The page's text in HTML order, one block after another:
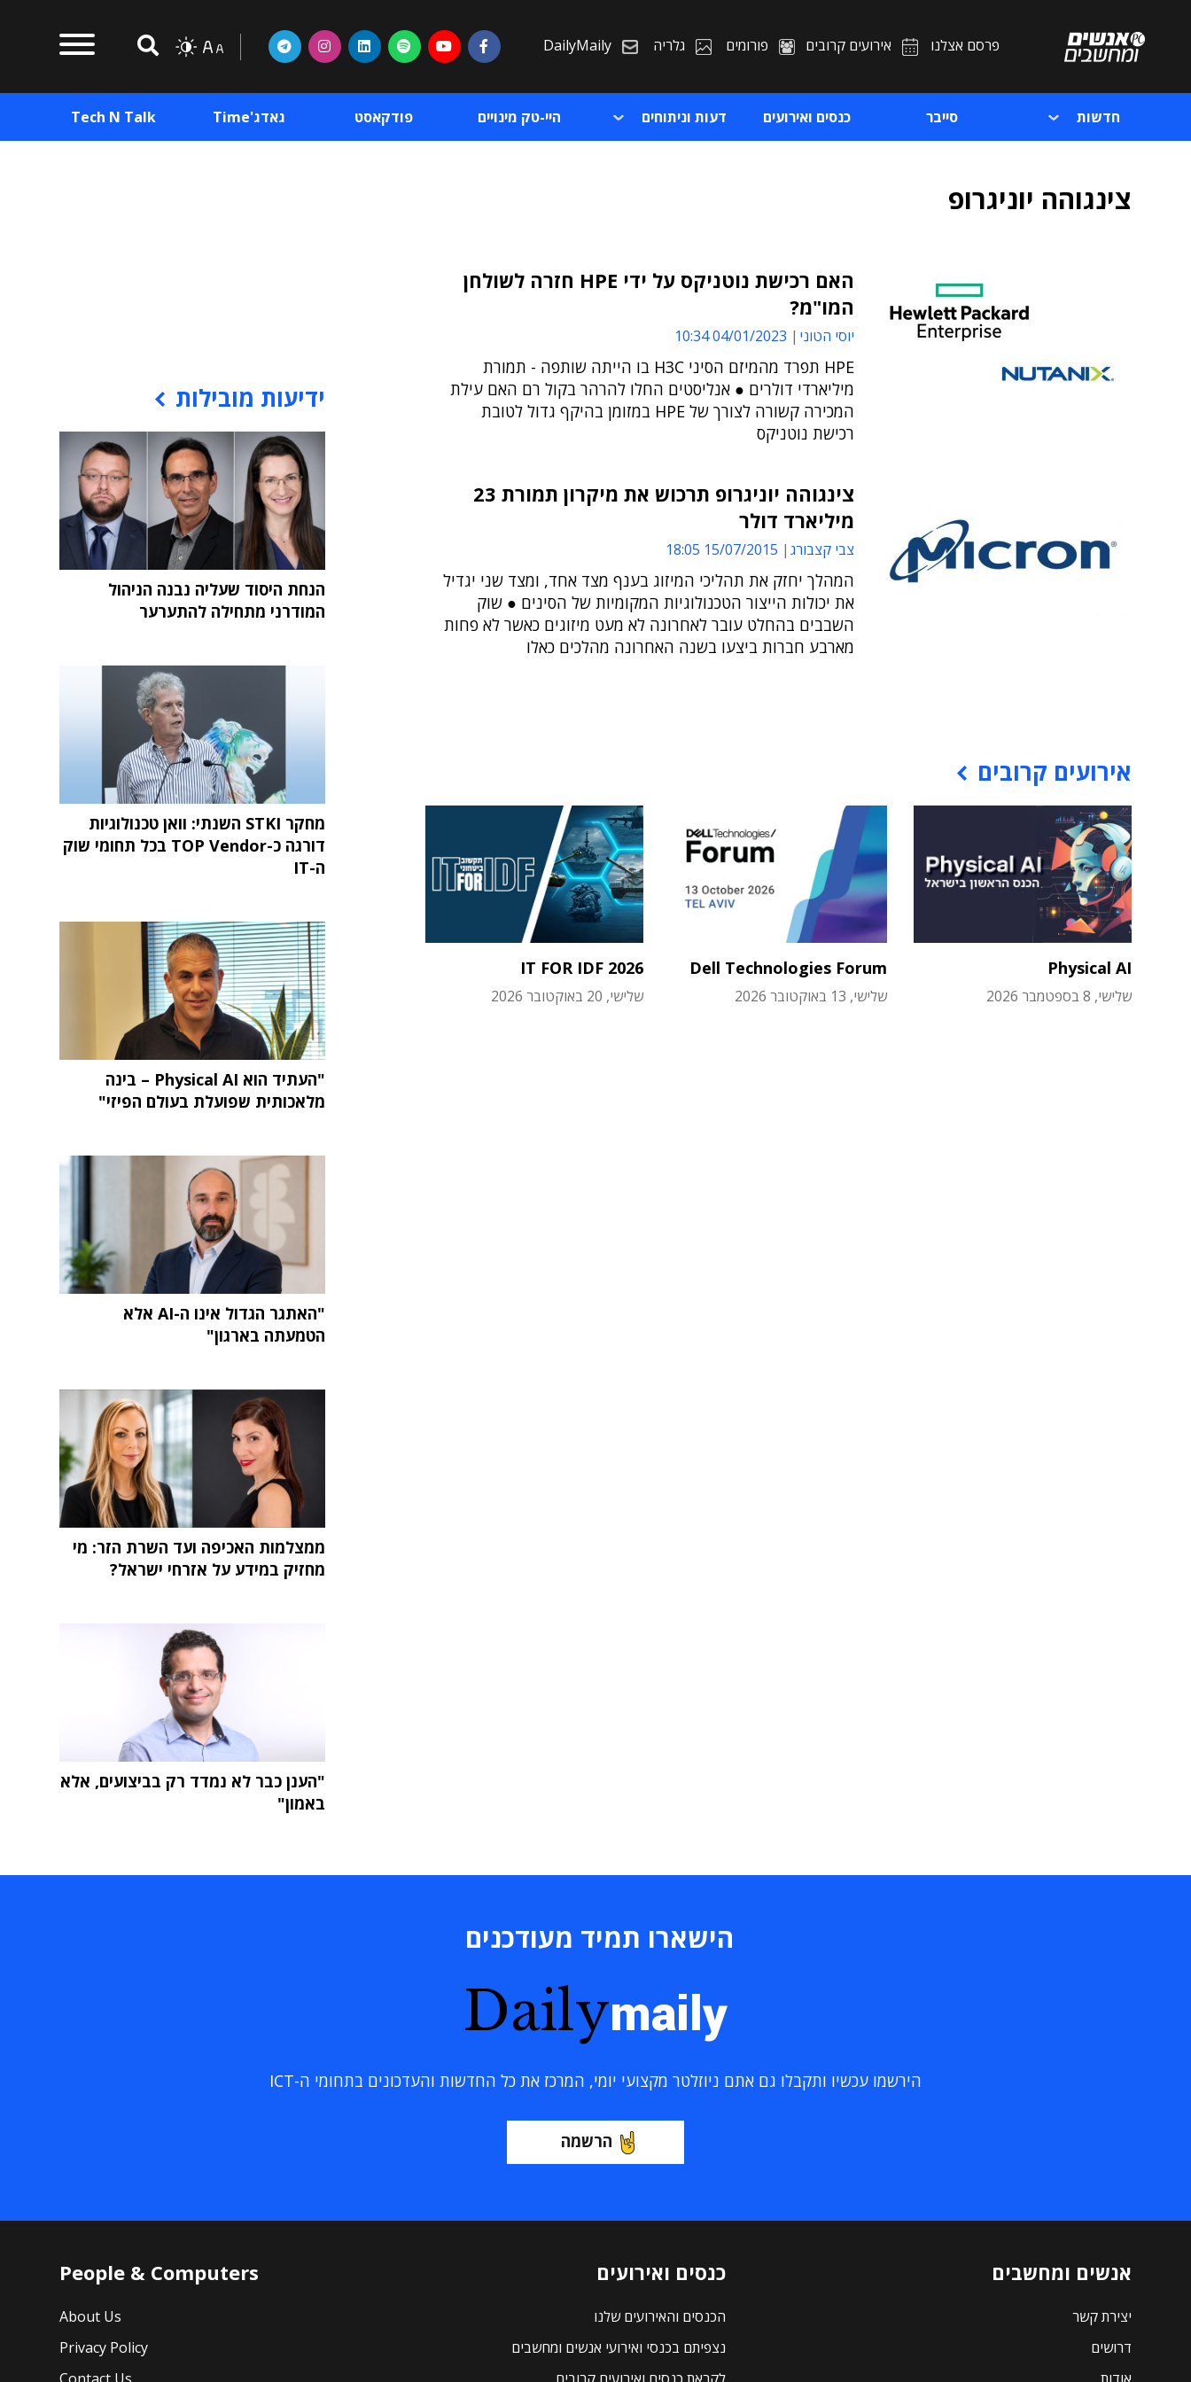
פרסם אצלנו אירועים קרובים פורומים גלריה DailyMaily
חדשות סייבר כנסים ואירועים דעות וניתוחים היי-טק מינויים פודקאסט גאדג'Time Tech N Talk
צינגוהה יוניגרופ
האם רכישת נוטניקס על ידי HPE חזרה לשולחן
המו"מ?
יוסי הטוני 04/01/2023 10:34
HPE תפרד מהמיזם הסיני H3C בו הייתה שותפה - תמורת
מיליארדי דולרים ● אנליסטים החלו להרהר בקול רם האם עילת
המכירה קשורה לצורך של HPE במזומן בהיקף גדול לטובת
רכישת נוטניקס
צינגוהה יוניגרופ תרכוש את מיקרון תמורת 23
מיליארד דולר
צבי קצבורג 15/07/2015 18:05
המהלך יחזק את תהליכי המיזוג בענף מצד אחד, ומצד שני יגדיל
את יכולות הייצור הטכנולוגיות המקומיות של הסינים ● שוק
השבבים בהחלט עובר לאחרונה לא מעט מיזוגים כאשר לא פחות
מארבע חברות ביצעו בשנה האחרונה מהלכים כאלו
אירועים קרובים
Physical AI
שלישי, 8 בספטמבר 2026
Dell Technologies Forum
שלישי, 13 באוקטובר 2026
IT FOR IDF 2026
שלישי, 20 באוקטובר 2026
ידיעות מובילות
הנחת היסוד שעליה נבנה הניהול
המודרני מתחילה להתערער
מחקר STKI השנתי: וואן טכנולוגיות
דורגה כ-TOP Vendor בכל תחומי שוק
ה-IT
"העתיד הוא Physical AI – בינה
מלאכותית שפועלת בעולם הפיזי"
"האתגר הגדול אינו ה-AI אלא
הטמעתה בארגון"
ממצלמות האכיפה ועד השרת הזר: מי
מחזיק במידע על אזרחי ישראל?
"הענן כבר לא נמדד רק בביצועים, אלא
באמון"
הישארו תמיד מעודכנים
Dailymaily
הירשמו עכשיו ותקבלו גם אתם ניוזלטר מקצועי יומי, המרכז את כל החדשות והעדכונים בתחומי ה-ICT
הרשמה
אנשים ומחשבים
יצירת קשר
דרושים
כנסים ואירועים
הכנסים והאירועים שלנו
נצפיתם בכנסי ואירועי אנשים ומחשבים
People & Computers
About Us
Privacy Policy